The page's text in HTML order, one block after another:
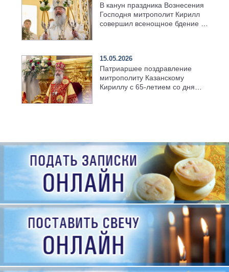
В канун праздника Вознесения
Господня митрополит Кирилл
совершил всенощное бдение в
15.05.2026
Патриаршее поздравление
митрополиту Казанскому
Кириллу с 65-летием со дня